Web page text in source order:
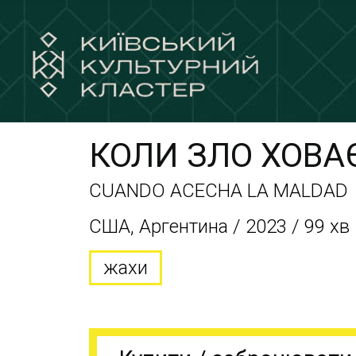
КОЛИ ЗЛО
CUANDO ACECHA LA MALDAD
США, Аргентина / 2023 / 99 хв
жахи